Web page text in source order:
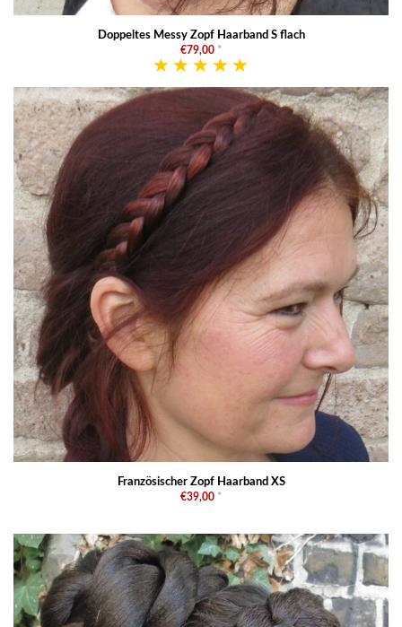
Doppeltes Messy Zopf Haarband S flach
€79,00 *
Französischer Zopf Haarband XS
€39,00 *